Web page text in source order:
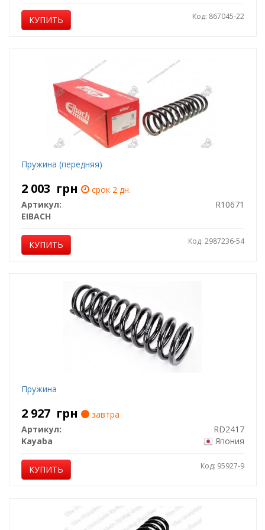
КУПИТЬ Код: 867045-22
Пружина (передняя)
2 003 грн
срок 2 дн.
Артикул:
R10671
EIBACH
КУПИТЬ Код: 2987236-54
Пружина
2 927 грн
завтра
Артикул:
RD2417
Kayaba
Япония
КУПИТЬ Код: 95927-9